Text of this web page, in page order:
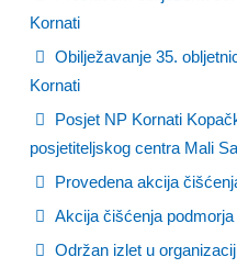
Kornati
Obilježavanje 35.
Kornati
Posjet NP Kornati
posjetiteljskog centra Mali
Provedena akcija
Akcija čišćenja
Održan izlet u